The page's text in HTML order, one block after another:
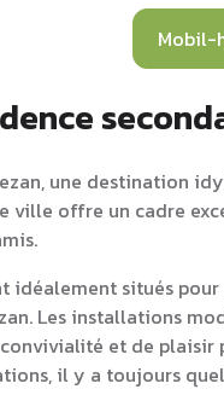
Mobil-
une destination
ville offre un cadre
idéalement situés
Les installations
et de plaisir
il y a toujours